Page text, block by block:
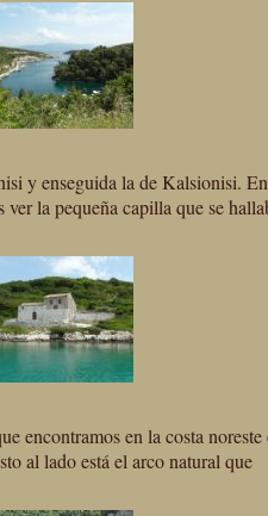
y enseguida la de Kalsionisi.
la pequeña capilla que se
encontramos en la costa noreste
al lado está el arco natural que